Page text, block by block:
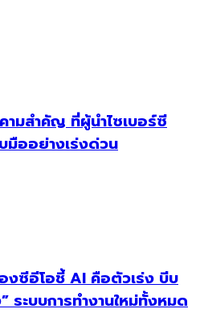
มสำคัญ ที่ผู้นำไซเบอร์ซี
ออย่างเร่งด่วน
ซีอีโอชี้ AI คือตัวเร่ง บีบ
ระบบการทำงานใหม่ทั้งหมด